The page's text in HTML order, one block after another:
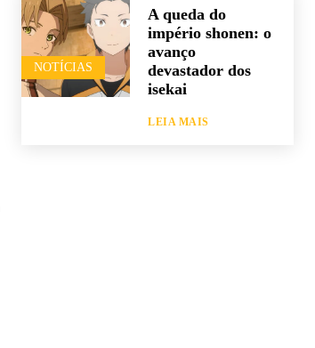
NOTÍCIAS
A queda do
império shonen: o
avanço
devastador dos
isekai
LEIA MAIS